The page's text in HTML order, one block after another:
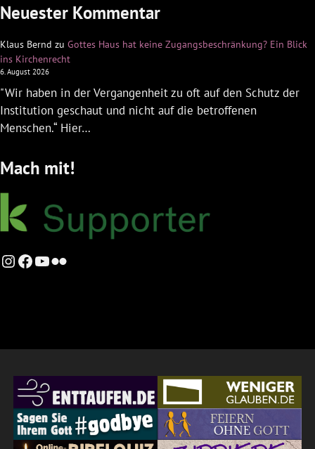
Neuester Kommentar
Klaus Bernd zu Gottes Haus hat keine Zugangsbeschränkung? Ein Blick
ins Kirchenrecht
6. August 2026
"Wir haben in der Vergangenheit zu oft auf den Schutz der
Institution geschaut und nicht auf die betroffenen
Menschen.“ Hier…
Mach mit!
Instagram
Facebook
YouTube
Flickr